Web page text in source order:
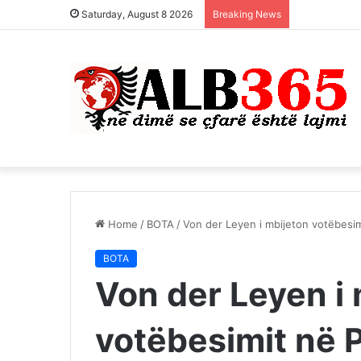
Saturday, August 8 2026 Breaking News
Home / BOTA /Von der Leyen i mbijeton
BOTA
Von der Leyen i
votëbesimit në